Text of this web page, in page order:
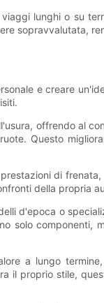
lunghi o su
sopravvalutata,
e creare
offrendo al
Questo
di
della propria
d'epoca o
solo componenti,
a lungo
il proprio stile,